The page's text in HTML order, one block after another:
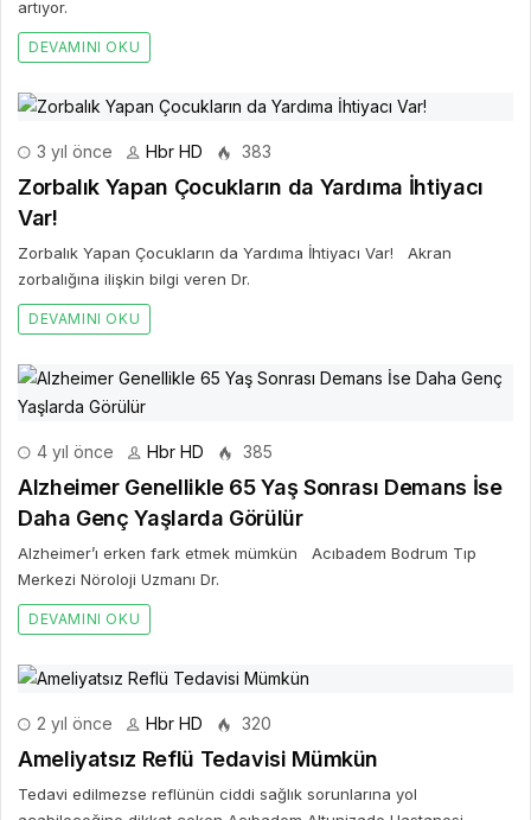
artıyor.
DEVAMINI OKU
3 yıl önce Hbr HD 383
Zorbalık Yapan Çocukların da Yardıma İhtiyacı
Var!
Zorbalık Yapan Çocukların da Yardıma İhtiyacı Var! Akran
zorbalığına ilişkin bilgi veren Dr.
DEVAMINI OKU
4 yıl önce Hbr HD 385
Alzheimer Genellikle 65 Yaş Sonrası Demans İse
Daha Genç Yaşlarda Görülür
Alzheimer’ı erken fark etmek mümkün Acıbadem Bodrum Tıp
Merkezi Nöroloji Uzmanı Dr.
DEVAMINI OKU
2 yıl önce Hbr HD 320
Ameliyatsız Reflü Tedavisi Mümkün
Tedavi edilmezse reflünün ciddi sağlık sorunlarına yol